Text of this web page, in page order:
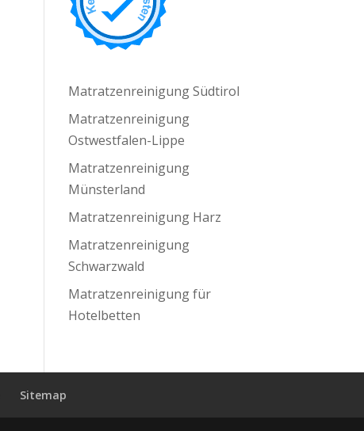
Matratzenreinigung Südtirol
Matratzenreinigung
Ostwestfalen-Lippe
Matratzenreinigung
Münsterland
Matratzenreinigung Harz
Matratzenreinigung
Schwarzwald
Matratzenreinigung für
Hotelbetten
Sitemap